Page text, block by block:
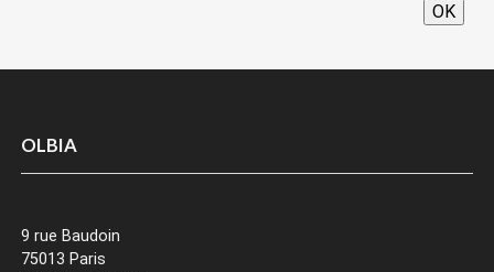
OK
OLBIA
9 rue Baudoin
75013 Paris